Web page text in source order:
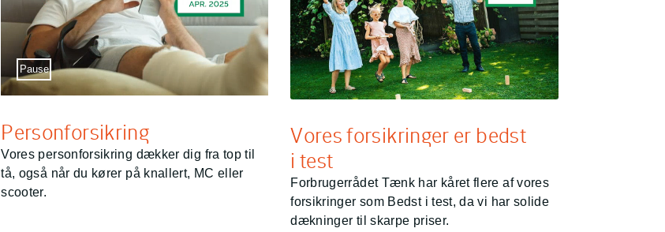
Pause
Sæt video på pause
Personforsikring
Vores personforsikring dækker dig fra top til
tå, også når du kører på knallert, MC eller
scooter.
Vores forsikringer er bedst
i test
Forbrugerrådet Tænk har kåret flere af vores
forsikringer som Bedst i test, da vi har solide
dækninger til skarpe priser.